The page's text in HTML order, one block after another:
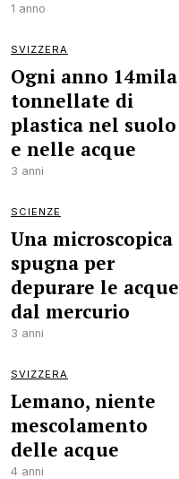
1 anno
SVIZZERA
Ogni anno 14mila
tonnellate di
plastica nel suolo
e nelle acque
3 anni
SCIENZE
Una microscopica
spugna per
depurare le acque
dal mercurio
3 anni
SVIZZERA
Lemano, niente
mescolamento
delle acque
4 anni